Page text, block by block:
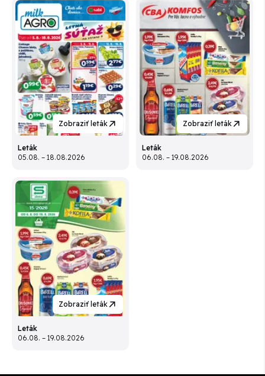
Zobraziť leták
Leták
05.08. – 18.08.2026
Zobraziť leták
Leták
06.08. – 19.08.2026
Zobraziť leták
Leták
06.08. – 19.08.2026